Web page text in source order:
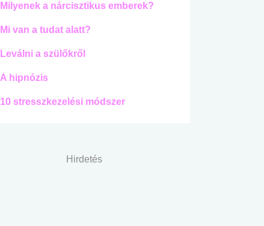
Milyenek a nárcisztikus emberek?
Mi van a tudat alatt?
Leválni a szülőkről
A hipnózis
10 stresszkezelési módszer
Hirdetés